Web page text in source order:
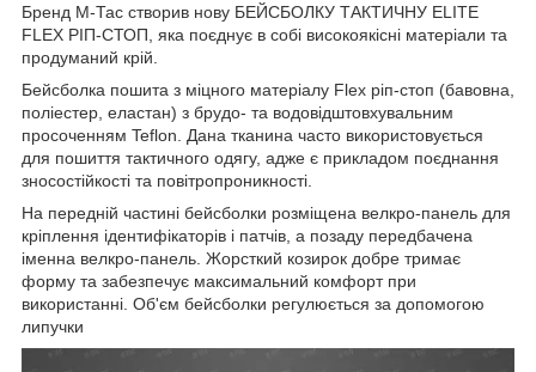
Бренд М-Тас створив нову БЕЙСБОЛКУ ТАКТИЧНУ ELITE
FLEX РІП-СТОП, яка поєднує в собі високоякісні матеріали та
продуманий крій.
Бейсболка пошита з міцного матеріалу Flex ріп-стоп (бавовна,
поліестер, еластан) з брудо- та водовідштовхувальним
просоченням Teflon. Дана тканина часто використовується
для пошиття тактичного одягу, адже є прикладом поєднання
зносостійкості та повітропроникності.
На передній частині бейсболки розміщена велкро-панель для
кріплення ідентифікаторів і патчів, а позаду передбачена
іменна велкро-панель. Жорсткий козирок добре тримає
форму та забезпечує максимальний комфорт при
використанні. Об'єм бейсболки регулюється за допомогою
липучки